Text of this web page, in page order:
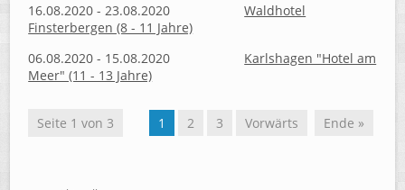
16.08.2020 - 23.08.2020
Waldhotel
Finsterbergen (8 - 11 Jahre)
06.08.2020 - 15.08.2020
Karlshagen "Hotel am
Meer" (11 - 13 Jahre)
Seite 1 von 3 1 2 3 Vorwärts Ende »